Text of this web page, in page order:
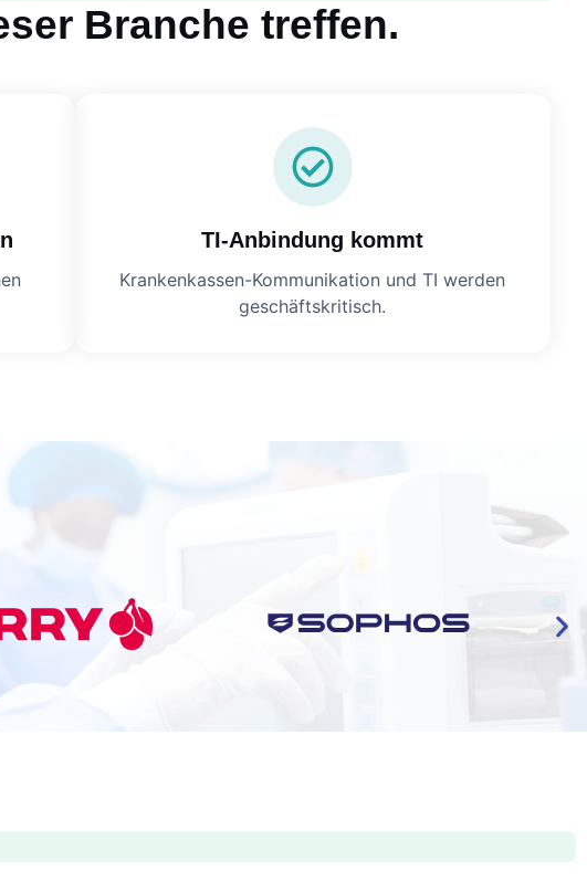
Branche treffen.
TI-Anbindung kommt
Krankenkassen-Kommunikation und TI werden
geschäftskritisch.